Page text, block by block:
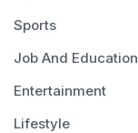
Sports
Job And Education
Entertainment
Lifestyle